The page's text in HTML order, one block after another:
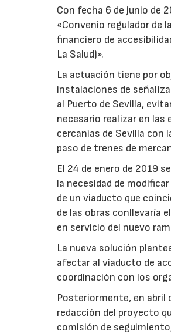
Con fecha 6 de junio de
«Convenio regulador de
financiero de
La Salud)».
La actuación tiene por
instalaciones de
al Puerto de Sevilla,
necesario realizar en las
cercanías de Sevilla con
paso de trenes de
El 24 de enero de 2019
la necesidad de
de un viaducto que
de las obras conllevaría
en servicio del nuevo
La nueva solución
afectar al viaducto de
coordinación con los
Posteriormente, en abril
redacción del proyecto
comisión de